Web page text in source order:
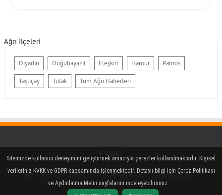
Ağrı İlçeleri
Diyadin Doğubayazıt Eleşkirt Hamur Patnos
Taşlıçay Tutak Tüm Ağrı Haberleri
Facebook
Twitter (X)
YouTube
Instagram
Rss Künye İletişim Çerez Politikası
Gizlilik İlkeleri
Yayın İlkeleri
Sitemizde kullanıcı deneyimini geliştirmek amacıyla çerezler kullanılmaktadır. Kişisel
verileriniz KVKK ve GDPR kapsamında işlenmektedir. Detaylı bilgi için Çerez Politikası
ve Aydınlatma Metni sayfalarını inceleyebilirsiniz.